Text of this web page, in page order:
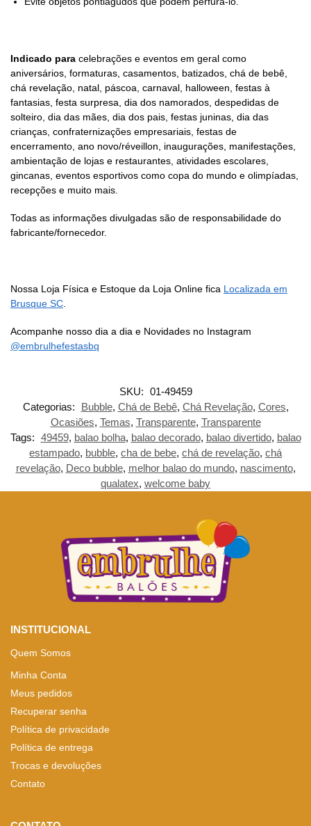
Indicado para celebrações e eventos em geral como
aniversários, formaturas, casamentos, batizados, chá de bebê,
chá revelação, natal, páscoa, carnaval, halloween, festas à
fantasias, festa surpresa, dia dos namorados, despedidas de
solteiro, dia das mães, dia dos pais, festas juninas, dia das
crianças, confraternizações empresariais, festas de
encerramento, ano novo/réveillon, inaugurações, manifestações,
ambientação de lojas e restaurantes, atividades escolares,
gincanas, eventos esportivos como copa do mundo e olimpíadas,
recepções e muito mais.
Todas as informações divulgadas são de responsabilidade do
fabricante/fornecedor.
Nossa Loja Física e Estoque da Loja Online fica Localizada em
Brusque SC
Acompanhe nosso dia a dia e Novidades no Instagram
@embrulhefestasbq
SKU: 01-49459
Categorias:
Bubble, Chá de Bebê, Chá Revelação, Cores,
Ocasiões, Temas, Transparente, Transparente
Tags: 49459, balao bolha, balao decorado, balao divertido, balao
estampado, bubble, cha de bebe, chá de revelação, chá
revelação, Deco bubble, melhor balao do mundo, nascimento,
qualatex, welcome baby
INSTITUCIONAL
Quem Somos
Minha Conta
Meus pedidos
Recuperar senha
Política de privacidade
Política de entrega
Trocas e devoluções
Contato